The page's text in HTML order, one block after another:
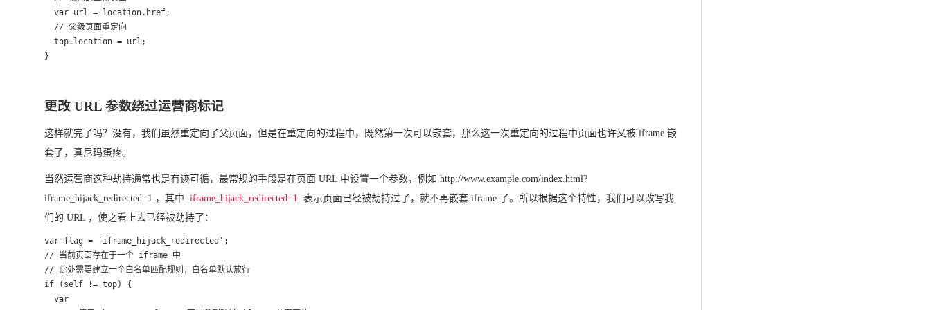
  var url = location.href;
  // 父级页面重定向
  top.location = url;
}
更改 URL 参数绕过运营商标记
这样就完了吗？没有，我们虽然重定向了父页面，但是在重定向的过程中，既然第一次可以嵌套，那么这一次重定向的过程中页面也许又被 iframe 嵌
套了，真尼玛蛋疼。
当然运营商这种劫持通常也是有迹可循，最常规的手段是在页面 URL 中设置一个参数，例如 http://www.example.com/index.html?
iframe_hijack_redirected=1 ，其中 iframe_hijack_redirected=1 表示页面已经被劫持过了，就不再嵌套 iframe 了。所以根据这个特性，我们可以改写我
们的 URL ，使之看上去已经被劫持了：
var flag = 'iframe_hijack_redirected';
// 当前页面存在于一个 iframe 中
// 此处需要建立一个白名单匹配规则，白名单默认放行
if (self != top) {
  var